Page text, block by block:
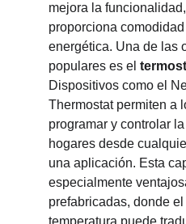
mejora la
proporciona
energética. Una de las
populares es el
Dispositivos como el
Thermostat permiten a
programar y controlar
hogares desde
una aplicación. Esta
especialmente
prefabricadas, donde
temperatura puede